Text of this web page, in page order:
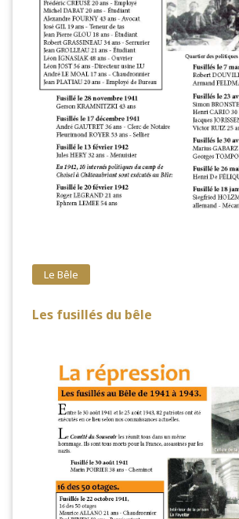
Le Bêle
Les fusillés du bêle